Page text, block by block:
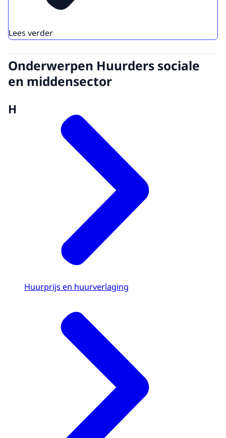
Lees verder
Onderwerpen Huurders sociale
en middensector
H
Huurprijs en huurverlaging